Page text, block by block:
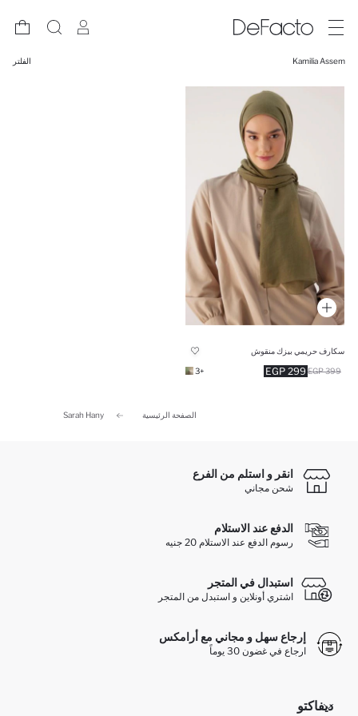
Kamilia Assem الفلتر
سكارف حريمي بيزك منقوش
299 EGP 399 EGP
+3
الصفحة الرئيسية Sarah Hany
انقر و استلم من الفرع
شحن مجاني
الدفع عند الاستلام
رسوم الدفع عند الاستلام 20 جنيه
استبدال في المتجر
اشتري أونلاين و استبدل من المتجر
إرجاع سهل و مجاني مع أرامكس
ارجاع في غضون 30 يوماً
ديفاكتو